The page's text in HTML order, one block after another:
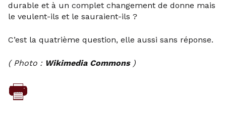
durable et à un complet changement de donne mais
le veulent-ils et le sauraient-ils ?
C’est la quatrième question, elle aussi sans réponse.
( Photo : Wikimedia Commons)